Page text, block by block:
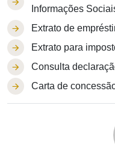
Informações
Extrato de
Extrato para
Consulta
Carta de